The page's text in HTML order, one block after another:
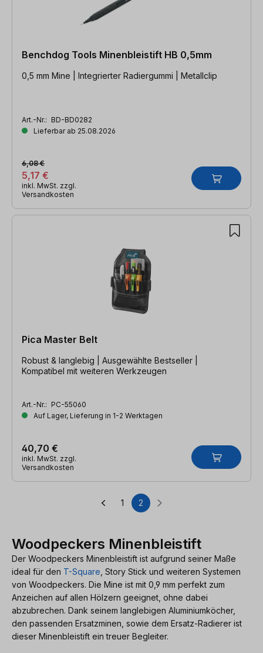
Benchdog Tools Minenbleistift HB 0,5mm
0,5 mm Mine | Integrierter Radiergummi | Metallclip
Art.-Nr.: BD-BD0282
Lieferbar ab 25.08.2026
5,17 €
6,08 €
inkl. MwSt. zzgl.
Versandkosten
Pica Master Belt
Robust & langlebig | Ausgewählte Bestseller |
Kompatibel mit weiteren Werkzeugen
Art.-Nr.: PC-55060
Auf Lager, Lieferung in 1-2 Werktagen
40,70 €
inkl. MwSt. zzgl.
Versandkosten
Seite
1 Seite
2
Woodpeckers Minenbleistift
Der Woodpeckers Minenbleistift ist aufgrund seiner Maße
ideal für den T-Square , Story Stick und weiteren Systemen
von Woodpeckers. Die Mine ist mit 0,9 mm perfekt zum
Anzeichen auf allen Hölzern geeignet, ohne dabei
abzubrechen. Dank seinem langlebigen Aluminiumköcher,
den passenden Ersatzminen, sowie dem Ersatz-Radierer ist
dieser Minenbleistift ein treuer Begleiter.